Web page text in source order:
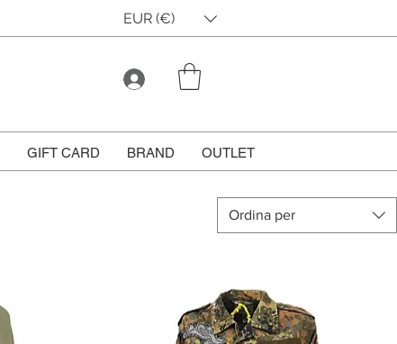
EUR (€)
GIFT CARD BRAND OUTLET
Ordina per